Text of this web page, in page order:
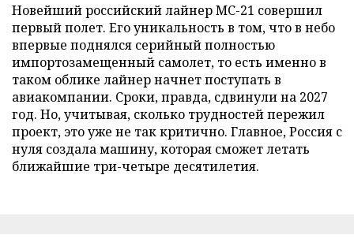
Новейший российский лайнер МС-21 совершил
первый полет. Его уникальность в том, что в небо
впервые поднялся серийный полностью
импортозамещенный самолет, то есть именно в
таком облике лайнер начнет поступать в
авиакомпании. Сроки, правда, сдвинули на 2027
год. Но, учитывая, сколько трудностей пережил
проект, это уже не так критично. Главное, Россия с
нуля создала машину, которая сможет летать
ближайшие три-четыре десятилетия.